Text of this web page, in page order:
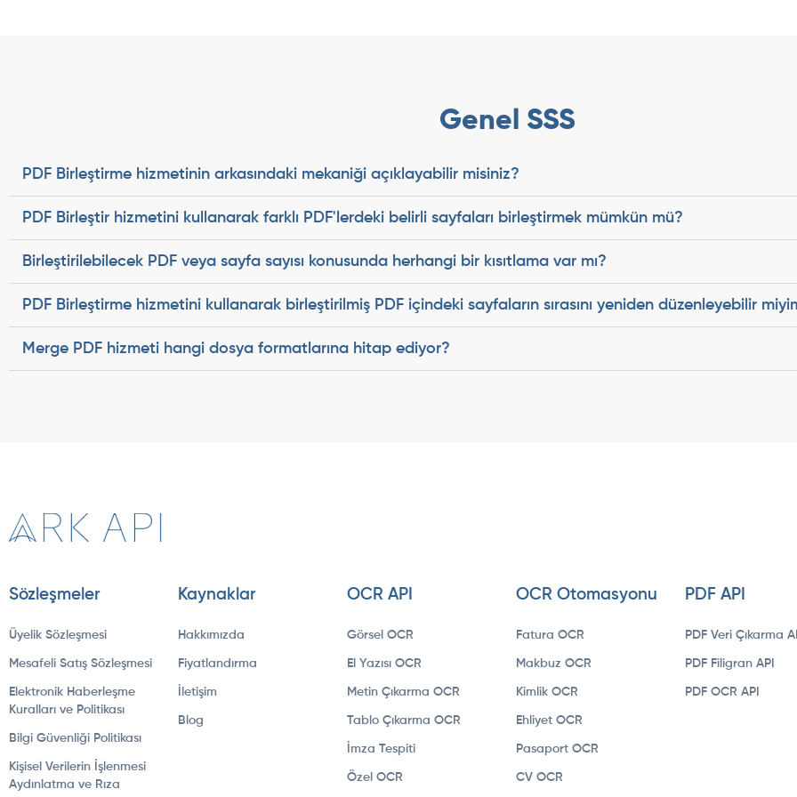
Genel SSS
PDF Birleştirme hizmetinin arkasındaki mekaniği açıklayabilir misiniz?
PDF Birleştir hizmetini kullanarak farklı PDF'lerdeki belirli sayfaları birleştirmek mümkün mü?
Birleştirilebilecek PDF veya sayfa sayısı konusunda herhangi bir kısıtlama var mı?
PDF Birleştirme hizmetini kullanarak birleştirilmiş PDF içindeki sayfaların sırasını yeniden düzenleyebilir
Merge PDF hizmeti hangi dosya formatlarına hitap ediyor?
Sözleşmeler
Üyelik Sözleşmesi
Mesafeli Satış Sözleşmesi
Elektronik Haberleşme
Kuralları ve Politikası
Bilgi Güvenliği Politikası
Kişisel Verilerin İşlenmesi
Aydınlatma ve Rıza
Kaynaklar
Hakkımızda
Fiyatlandırma
İletişim
Blog
OCR API
Görsel OCR
El Yazısı OCR
Metin Çıkarma OCR
Tablo Çıkarma OCR
İmza Tespiti
Özel OCR
OCR Otomasyonu
Fatura OCR
Makbuz OCR
Kimlik OCR
Ehliyet OCR
Pasaport OCR
CV OCR
PDF API
PDF Veri Çıkarma
PDF Filigran API
PDF OCR API